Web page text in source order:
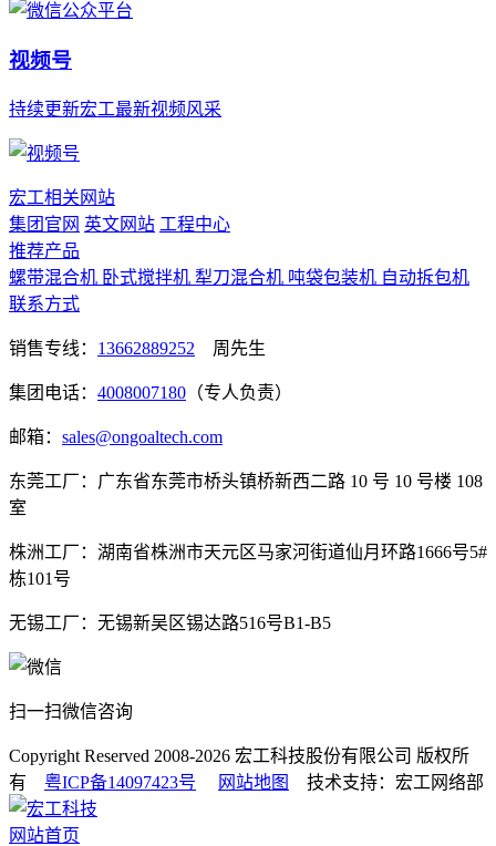
视频号
持续更新宏工最新视频风采
宏工相关网站
集团官网 英文网站 工程中心
推荐产品
螺带混合机 卧式搅拌机 犁刀混合机 吨袋包装机 自动拆包机
联系方式
销售专线： 13662889252 周先生
集团电话： 4008007180 （专人负责）
邮箱： sales@ongoaltech.com
东莞工厂：广东省东莞市桥头镇桥新西二路 10 号 10 号楼 108
室
株洲工厂：湖南省株洲市天元区马家河街道仙月环路1666号5#
栋101号
无锡工厂：无锡新吴区锡达路516号B1-B5
扫一扫微信咨询
Copyright Reserved 2008-2026 宏工科技股份有限公司 版权所
有 粤ICP备14097423号 网站地图 技术支持：宏工网络部
网站首页